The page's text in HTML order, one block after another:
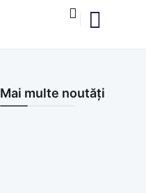
Mai multe noutăți